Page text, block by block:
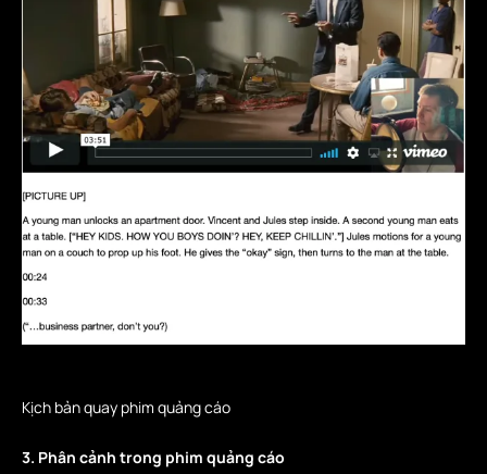
Kịch bản quay phim quảng cáo
3. Phân cảnh trong phim quảng cáo